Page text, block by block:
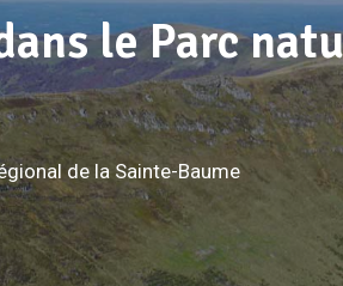
le Parc
de la Sainte-Baume